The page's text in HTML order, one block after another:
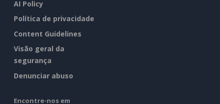
AI Policy
Política de privacidade
Content Guidelines
Visão geral da
segurança
Denunciar abuso
Encontre-nos em